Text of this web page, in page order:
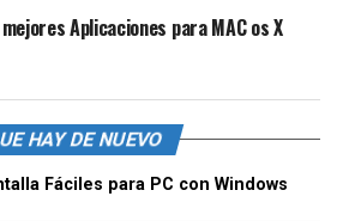
Aplicaciones para MAC os X
HAY DE NUEVO
Fáciles para PC con Windows